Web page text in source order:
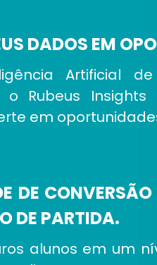
DADOS EM
Artificial
o Rubeus
em
DE
DE PARTIDA.
alunos em um